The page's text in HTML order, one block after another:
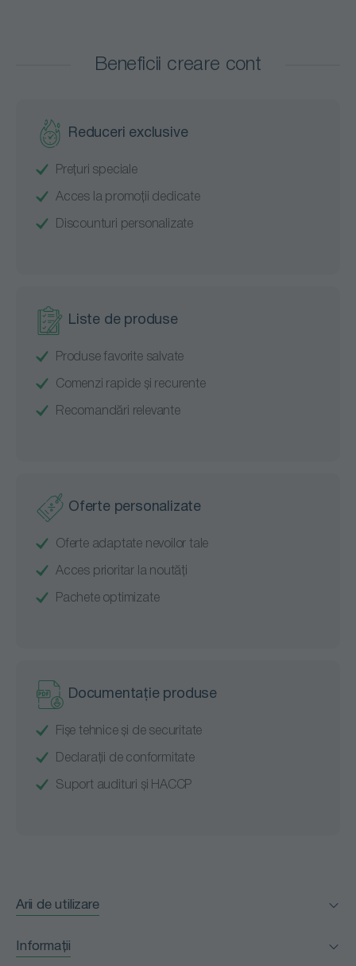
Beneficii creare cont
Reduceri exclusive
Prețuri speciale
Acces la promoții dedicate
Discounturi personalizate
Liste de produse
Produse favorite salvate
Comenzi rapide și recurente
Recomandări relevante
Oferte personalizate
Oferte adaptate nevoilor tale
Acces prioritar la noutăți
Pachete optimizate
Documentație produse
Fișe tehnice și de securitate
Declarații de conformitate
Suport audituri și HACCP
Arii de utilizare
Horeca
Informații